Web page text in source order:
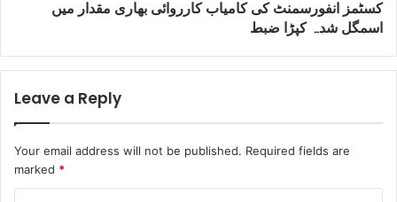
کسٹمز انفورسمنٹ کی کامیاب کارروائی بھاری مقدار میں
اسمگل شدہ کپڑا ضبط
Leave a Reply
Your email address will not be published. Required fields are
marked *